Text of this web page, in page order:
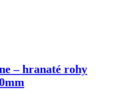
– hranaté rohy